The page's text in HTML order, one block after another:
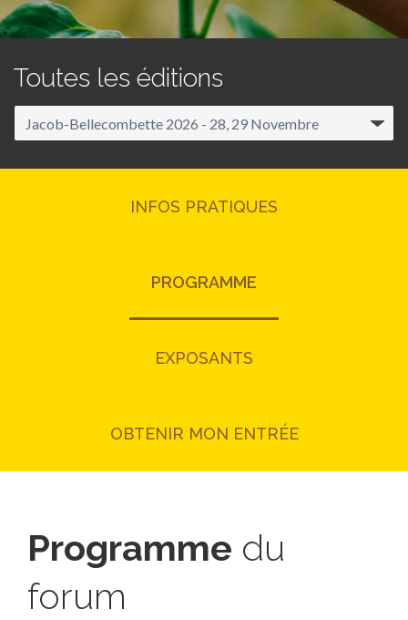
Toutes les éditions
INFOS PRATIQUES
PROGRAMME
EXPOSANTS
OBTENIR MON ENTRÉE
Programme du
forum